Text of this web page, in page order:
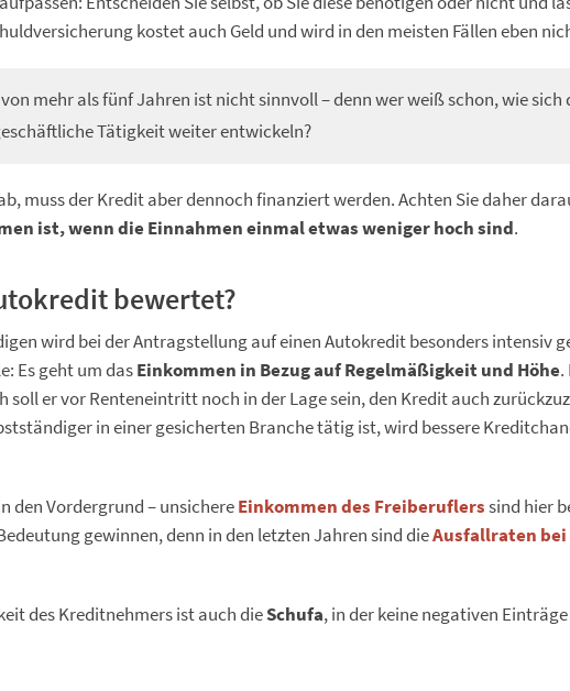
kostet auch Geld und wird in den meisten Fällen eben
mehr als fünf Jahren ist nicht sinnvoll – denn wer weiß schon, wie sich
Tätigkeit weiter entwickeln?
muss der Kredit aber dennoch finanziert werden. Achten Sie daher
ist, wenn die Einnahmen einmal etwas weniger hoch sind.
bewertet?
wird bei der Antragstellung auf einen Autokredit besonders intensiv
Es geht um dasEinkommen in Bezug auf Regelmäßigkeit und Höhe.
er vor Renteneintritt noch in der Lage sein, den Kredit auch
in einer gesicherten Branche tätig ist, wird bessere
den Vordergrund – unsichereEinkommen des Freiberuflerssind hier
gewinnen, denn in den letzten Jahren sind dieAusfallraten
des Kreditnehmers ist auch dieSchufa, in der keine negativen